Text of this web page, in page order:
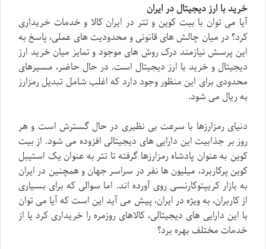
خرید با ارز دیجیتال در ایران
آیا می توان با بیت کوین و تتر در ایران کالا و خدمات خریداری
کرد؟ در میان چالش های قانونی و محدودیت های عملی، پاسخ به
این پرسش نیازمند درک روش های موجود و تمایز میان خرید ارز
دیجیتال و خرید با ارز دیجیتال است. در حال حاضر، مسیرهای
محدودی برای این منظور وجود دارد که اغلب شامل تبدیل رمزارز
به ریال می شود.
دنیای رمزارزها با سرعت بی نظیری در حال گسترش است و هر
روز بر جذابیت این دارایی های دیجیتالی افزوده می شود. از بیت
کوین به عنوان پادشاه رمزارزها گرفته تا تتر به عنوان یک استیبل
کوین پرکاربرد، میلیون ها نفر در سراسر جهان و همچنین در ایران
به بازار کریپتوکارنسی روی آورده اند. اما سوالی که برای بسیاری
از کاربران، به ویژه در ایران، پیش می آید این است که آیا می توان
با این دارایی های دیجیتالی، کالاهای روزمره را خریداری کرد یا از
خدمات مختلف بهره برد؟